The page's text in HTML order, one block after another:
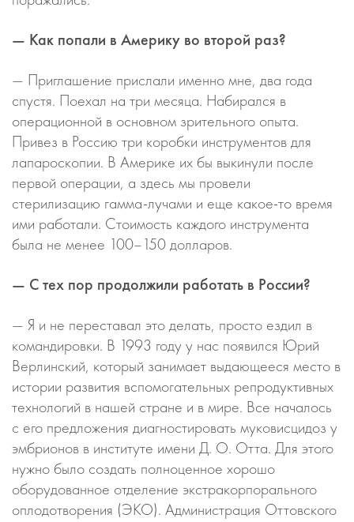
— Как попали в Америку во второй раз?
— Приглашение прислали именно мне, два года
спустя. Поехал на три месяца. Набирался в
операционной в основном зрительного опыта.
Привез в Россию три коробки инструментов для
лапароскопии. В Америке их бы выкинули после
первой операции, а здесь мы провели
стерилизацию гамма-лучами и еще какое-то время
ими работали. Стоимость каждого инструмента
была не менее 100–150 долларов.
— С тех пор продолжили работать в России?
— Я и не переставал это делать, просто ездил в
командировки. В 1993 году у нас появился Юрий
Верлинский, который занимает выдающееся место в
истории развития вспомогательных репродуктивных
технологий в нашей стране и в мире. Все началось
с его предложения диагностировать муковисцидоз у
эмбрионов в институте имени Д. О. Отта. Для этого
нужно было создать полноценное хорошо
оборудованное отделение экстракорпорального
оплодотворения (ЭКО). Администрация Оттовского